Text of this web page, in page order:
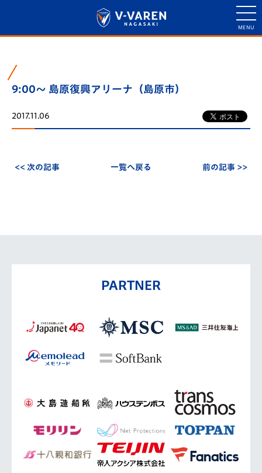
9:00～ 島原復興アリーナ（島原市）
2017.11.06
<< 次の記事 一覧へ戻る 前の記事 >>
PARTNER